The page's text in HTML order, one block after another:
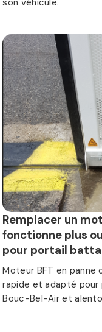
Remplacer un
fonctionne plus
pour portail
Moteur BFT en panne
rapide et adapté
Bouc-Bel-Air et